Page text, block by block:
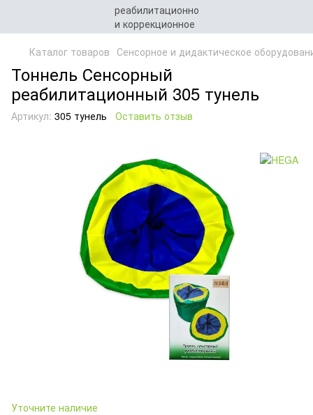
Каталог товаров Сенсорное и дидактическое
Тоннель Сенсорный
реабилитационный 305 тунель
Артикул: 305 тунель Оставить отзыв
Уточните наличие